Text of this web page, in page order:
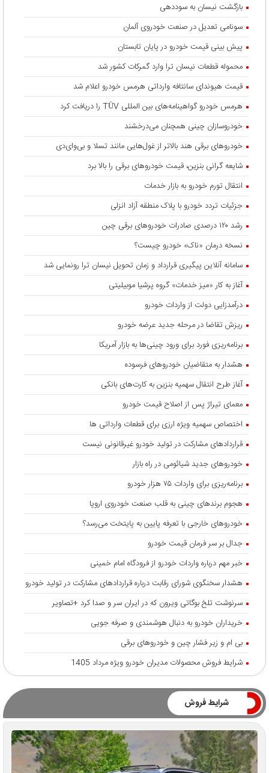
بازگشت نیسان به سوددهی
سونامی تعدیل در صنعت خودروی آلمان
پیش بینی قیمت خودرو در پایان تابستان
محموله قطعات نیسان ترا وارد گمرکات کشور شد
قیمت هیوندای سانتافه وارداتی هرمس خودرو اعلام شد
هرمس خودرو گواهینامه‌های بین المللی TÜV را دریافت کرد
خودروسازان چینی همچنان می‌درخشند
خودروهای برقی هند بالاتر از غول‌هایی مانند تسلا و بی‌وای‌دی
شایعه گرانی بنزین، قیمت خودروهای برقی را بالا برد
انتقال تورم خودرو به بازار خدمات
جزئیات تردد خودرو با پلاک منطقه آزاد انزلی
رشد ۱۲۰ درصدی صادرات خودروهای برقی چین
نسخه درمان «ناک» خودرو چیست؟
سامانه آنلاین پیگیری قرارداد‌ و زمان تحویل نیسان ترا رونمایی شد
آغاز به کار «میز خدمات» گروه پرشیا موبیلیتی
درآمدزایی دولت از واردات خودرو
ریزش تقاضا در مرحله جدید عرضه خودرو
برنامه‌ریزی فورد برای ورود چینی‌ها به بازار آمریکا
هشدار به متقاضیان خودروهای فرسوده
آغاز طرح انتقال سهمیه بنزین به کارت‌های بانکی
معمای تیراژ پس از اصلاح قیمت خودرو
اختصاص سهمیه ویژه ارزی برای قطعات وارداتی ها
قراردادهای مشارکت در تولید خودرو غیرقانونی نیست
خودروهای جدید شیائومی در راه بازار
برنامه‌ریزی برای واردات ۷۵ هزار خودرو
هجوم برندهای چینی به قلب صنعت خودروی اروپا
خودروهای خارجی با تعرفه پایین به پایتخت می‌رسد؟
جدال بر سر فرمان قیمت خودرو
خبر مهم درباره واردات خودرو از فرودگاه امام خمینی
هشدار سخنگوی شورای رقابت درباره قرارداد‌های مشارکت در تولید خودرو
سرنوشت تلخ بوگاتی ویرون که در ایران سر و صدا کرد +تصاویر
خریداران خودرو به دنبال هوشمندی و صرفه جویی
بی ام و زیر فشار چین و خودروهای برقی
شرایط فروش محصولات مدیران خودرو ویژه مرداد 1405
شرایط فروش